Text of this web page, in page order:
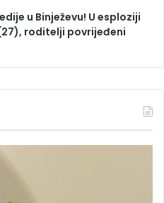
u Binježevu! U esploziji
roditelji povrijeđeni